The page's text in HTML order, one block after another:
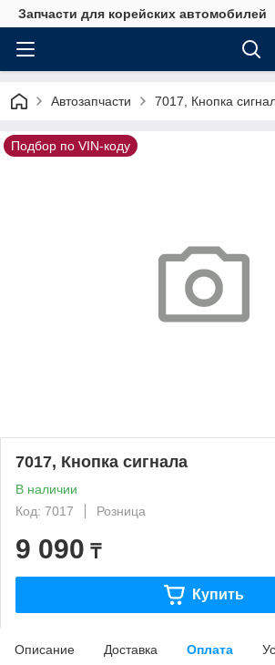
Запчасти для корейских автомобилей
Автозапчасти 7017, Кнопка
Подбор по VIN-коду
7017, Кнопка сигнала
В наличии
Код: 7017
Розница
9 090 ₸
Купить
Описание Доставка Оплата